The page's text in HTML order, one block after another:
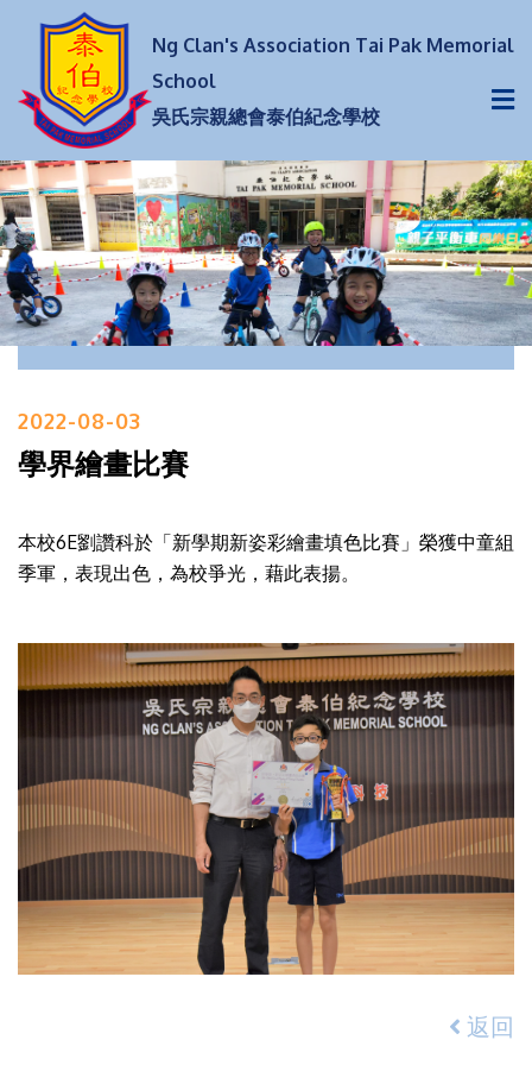
Ng Clan's Association Tai Pak Memorial
School
吳氏宗親總會泰伯紀念學校
2022-08-03
學界繪畫比賽
本校6E劉讚科於「新學期新姿彩繪畫填色比賽」榮獲中童組
季軍，表現出色，為校爭光，藉此表揚。
返回